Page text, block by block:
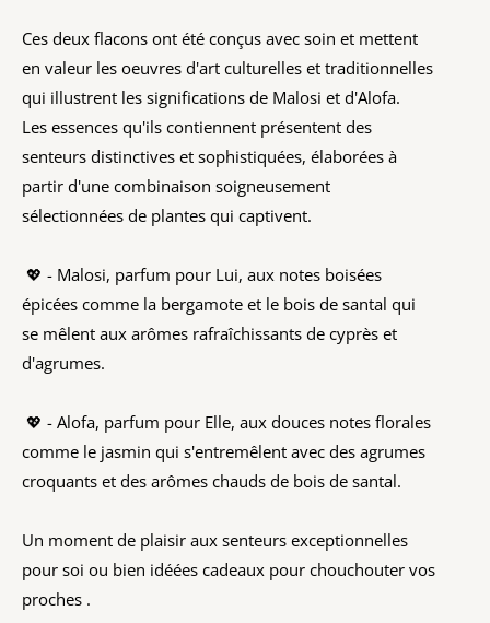
Ces deux flacons ont été conçus avec soin et mettent
en valeur les oeuvres d'art culturelles et traditionnelles
qui illustrent les significations de Malosi et d'Alofa.
Les essences qu'ils contiennent présentent des
senteurs distinctives et sophistiquées, élaborées à
partir d'une combinaison soigneusement
sélectionnées de plantes qui captivent.
💖 - Malosi, parfum pour Lui, aux notes boisées
épicées comme la bergamote et le bois de santal qui
se mêlent aux arômes rafraîchissants de cyprès et
d'agrumes.
💖 - Alofa, parfum pour Elle, aux douces notes florales
comme le jasmin qui s'entremêlent avec des agrumes
croquants et des arômes chauds de bois de santal.
Un moment de plaisir aux senteurs exceptionnelles
pour soi ou bien idéées cadeaux pour chouchouter vos
proches .